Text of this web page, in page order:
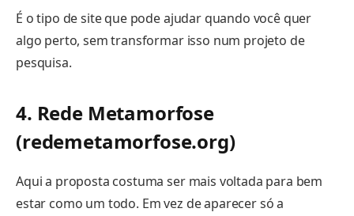
É o tipo de site que pode ajudar quando você quer
algo perto, sem transformar isso num projeto de
pesquisa.
4. Rede Metamorfose
(redemetamorfose.org)
Aqui a proposta costuma ser mais voltada para bem
estar como um todo. Em vez de aparecer só a